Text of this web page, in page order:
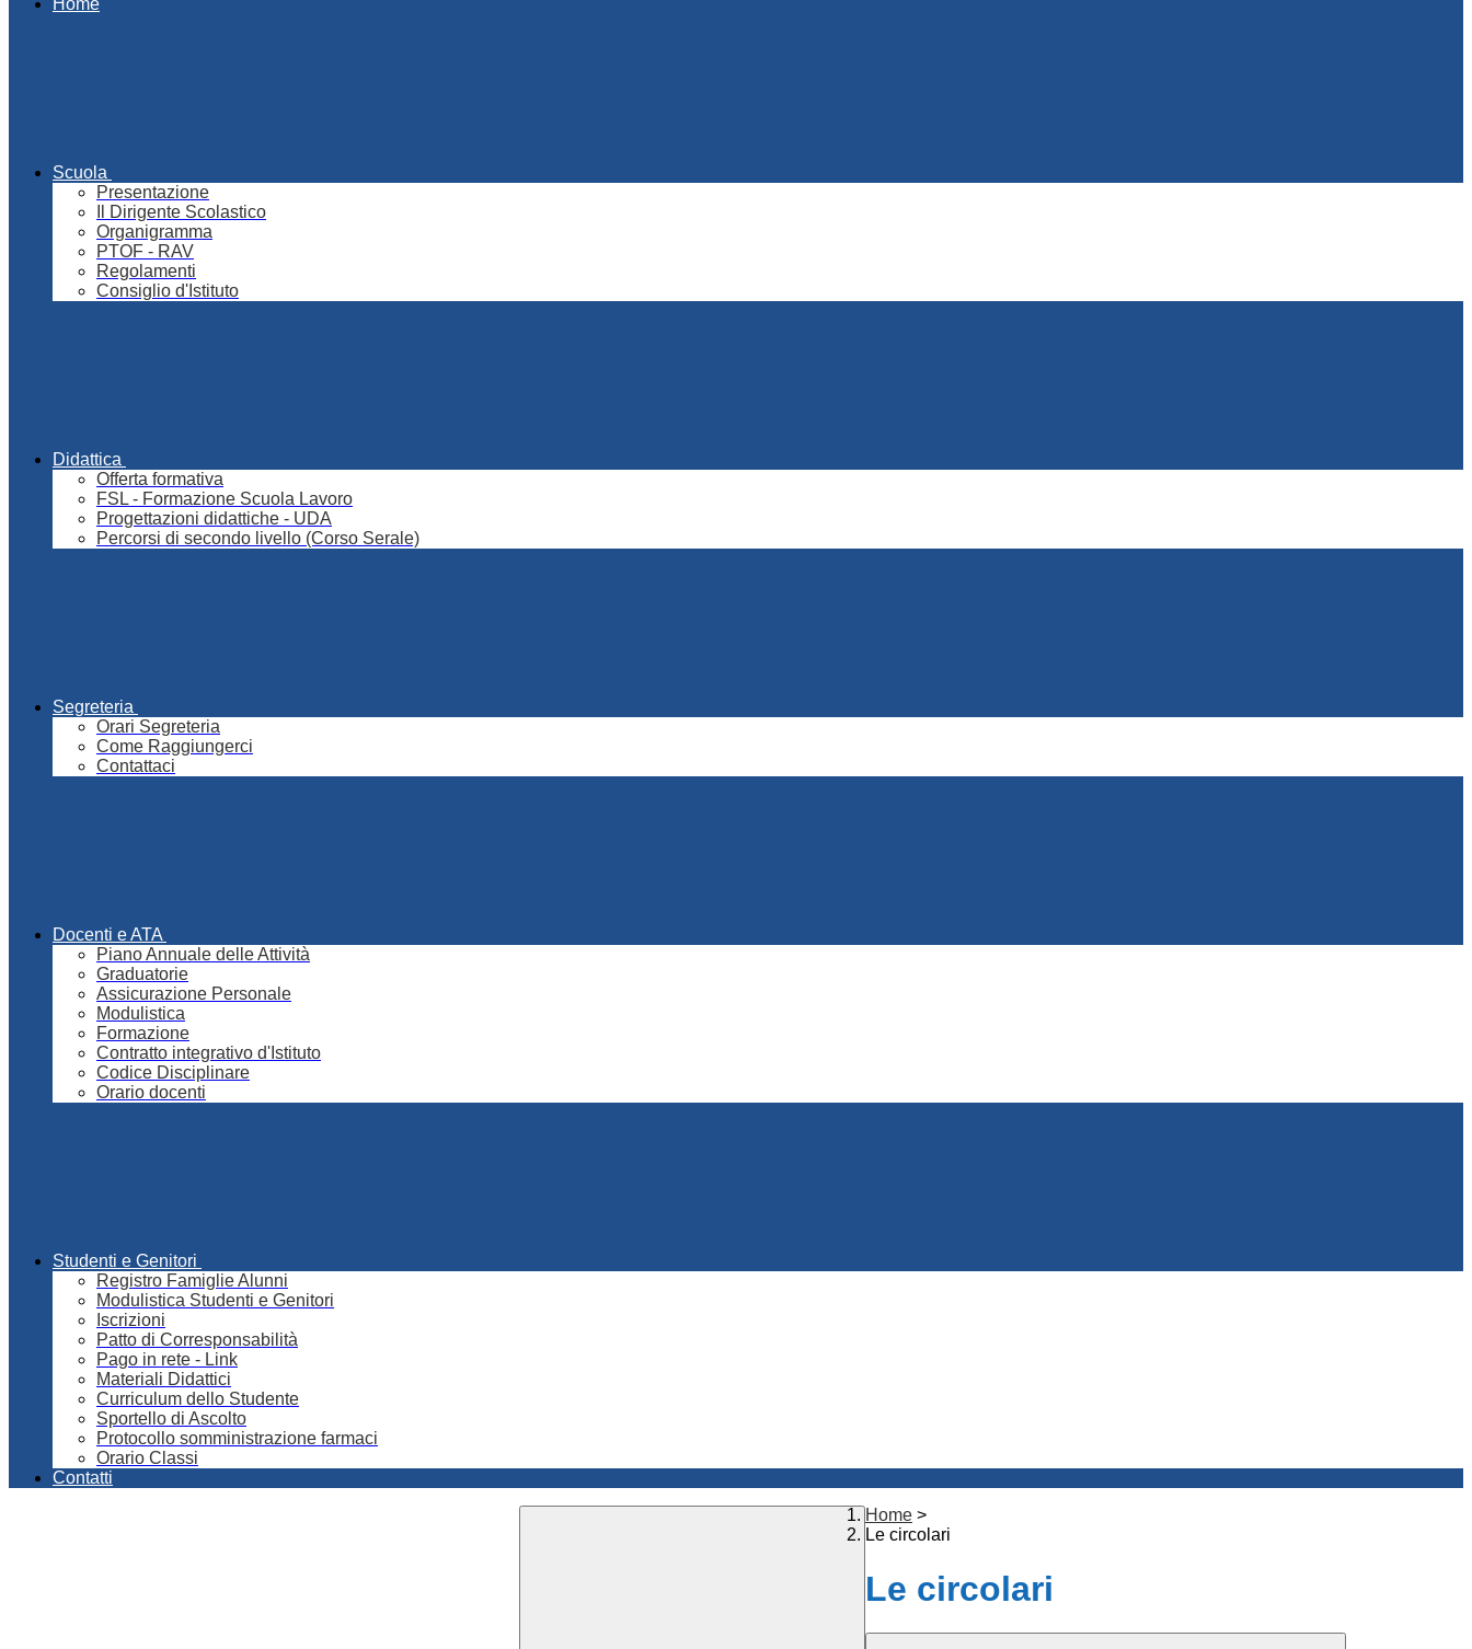
Home
Scuola
Presentazione
Il Dirigente Scolastico
Organigramma
PTOF - RAV
Regolamenti
Consiglio d'Istituto
Didattica
Offerta formativa
FSL - Formazione Scuola Lavoro
Progettazioni didattiche - UDA
Percorsi di secondo livello (Corso Serale)
Segreteria
Orari Segreteria
Come Raggiungerci
Contattaci
Docenti e ATA
Piano Annuale delle Attività
Graduatorie
Assicurazione Personale
Modulistica
Formazione
Contratto integrativo d'Istituto
Codice Disciplinare
Orario docenti
Studenti e Genitori
Registro Famiglie Alunni
Modulistica Studenti e Genitori
Iscrizioni
Patto di Corresponsabilità
Pago in rete - Link
Materiali Didattici
Curriculum dello Studente
Sportello di Ascolto
Protocollo somministrazione farmaci
Orario Classi
Contatti
Home >
Le circolari
Le circolari